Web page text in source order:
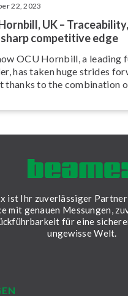
22, 2023
UK –
sharp competitive edge
OCU Hornbill, a leading
has taken huge strides
thanks to the combination
ist Ihr zuverlässiger
mit genauen Messungen,
für eine
ungewisse Welt.